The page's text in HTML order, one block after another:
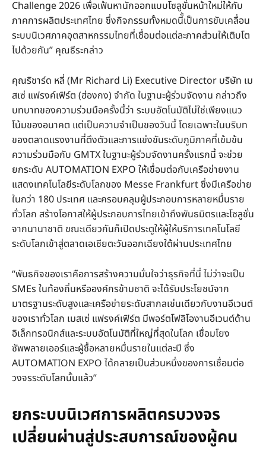
Challenge 2026 เพื่อเฟ้นหานักออกแบบโซลูชั่นหน้าใหม่ให้กับ
ภาคการผลิตประเทศไทย ซึ่งกิจกรรมทั้งหมดนีั้เป็นการขับเคลื่อน
ระบบนิเวศภาคอุตสาหกรรมไทยที่เชื่อมต่อแต่ละภาคส่วนให้เติบโต
ไปด้วยกัน” คุณธีระกล่าว
คุณริชาร์ด หลี่ (Mr Richard Li) Executive Director บริษัท เม
สเซ่ แฟรงค์เฟิร์ต (ฮ่องกง) จํากัด ในฐานะผู้ร่วมจัดงาน กล่าวถึง
บทบาทของความร่วมมือครั้งนี้ว่า ระบบอัตโนมัติไม่ใช่เพียงแนว
โน้มของอนาคต แต่เป็นความจำเป็นของวันนี้ โดยเฉพาะในบริบท
ของตลาดแรงงานที่ตึงตัวและการแข่งขันระดับภูมิภาคที่เข้มข้น
ความร่วมมือกับ GMTX ในฐานะผู้ร่วมจัดงานครั้งแรกนี้ จะช่วย
ยกระดับ AUTOMATION EXPO ให้เชื่อมต่อกับเครือข่ายงาน
แสดงเทคโนโลยีระดับโลกของ Messe Frankfurt ซึ่งมีเครือข่าย
ในกว่า 180 ประเทศ และครอบคลุมผู้ประกอบการหลายหมื่นราย
ทั่วโลก สร้างโอกาสให้ผู้ประกอบการไทยเข้าถึงพันธมิตรและโซลูชั่น
จากนานาชาติ ขณะเดียวกันก็เปิดประตูให้ผู้ให้บริการเทคโนโลยี
ระดับโลกเข้าสู่ตลาดเอเชียตะวันออกเฉียงใต้ผ่านประเทศไทย
“พันธกิจของเราคือการสร้างความมั่นใจว่าธุรกิจที่นี่ ไม่ว่าจะเป็น
SMEs ในท้องถิ่นหรือองค์กรข้ามชาติ จะได้รับประโยชน์จาก
มาตรฐานระดับสูงและเครือข่ายระดับสากลเช่นเดียวกับงานอีเวนต์
ของเราทั่วโลก เมสเซ่ แฟรงค์เฟิร์ต มีพอร์ตโฟลิโองานอีเวนต์ด้าน
อิเล็กทรอนิกส์และระบบอัตโนมัติที่ใหญ่ที่สุดในโลก เชื่อมโยง
ซัพพลายเออร์และผู้ซื้อหลายหมื่นรายในแต่ละปี ซึ่ง
AUTOMATION EXPO ได้กลายเป็นส่วนหนึ่งของการเชื่อมต่อ
วงจรระดับโลกนั้นแล้ว”
ยกระบบนิเวศการผลิตครบวงจร
เปลี่ยนผ่านสู่ประสบการณ์ของผู้คน